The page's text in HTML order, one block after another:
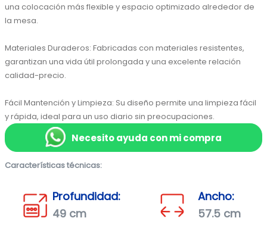
una colocación más flexible y espacio optimizado alrededor de
la mesa.
Materiales Duraderos: Fabricadas con materiales resistentes,
garantizan una vida útil prolongada y una excelente relación
calidad-precio.
Fácil Mantención y Limpieza: Su diseño permite una limpieza fácil
y rápida, ideal para un uso diario sin preocupaciones.
Necesito ayuda con mi compra
Características técnicas:
Profundidad:
49 cm
Ancho:
57.5 cm